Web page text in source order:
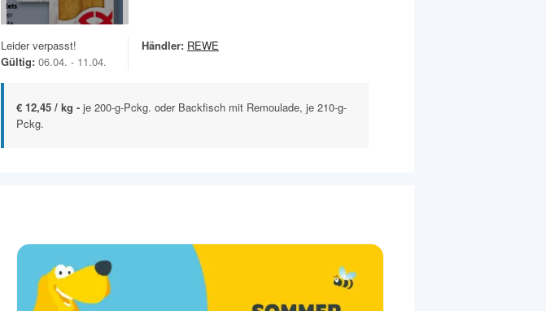
Leider verpasst!
Gültig: 06.04. - 11.04.
Händler: REWE
€ 12,45 / kg - je 200-g-Pckg. oder Backfisch mit Remoulade, je 210-g-
Pckg.